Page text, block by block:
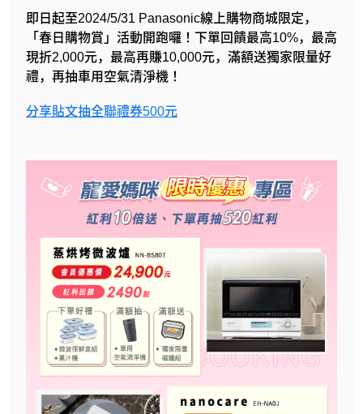
即日起至2024/5/31 Panasonic線上購物商城限定，
「春日購物賞」活動開跑囉！下單回饋最高10%，最高
現折2,000元，最高再賺10,000元，滿額送獨家限量好
禮，再抽車用空氣清淨機！
分享貼文抽全聯禮券500元